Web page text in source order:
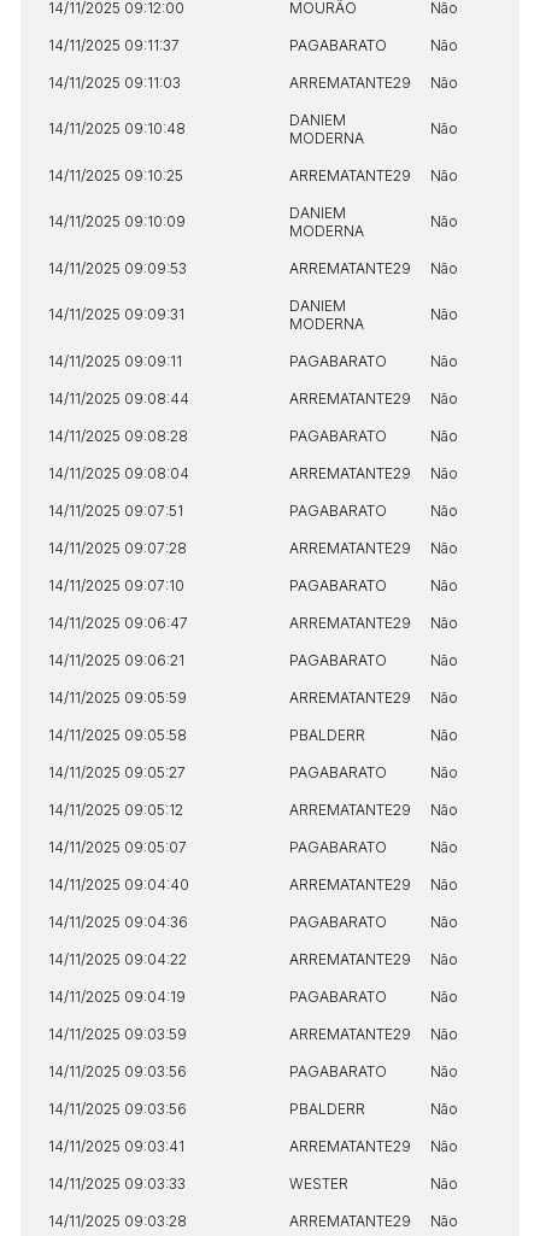
14/11/2025 09:12:00 MOURÃO Não
14/11/2025 09:11:37 PAGABARATO Não
14/11/2025 09:11:03 ARREMATANTE29 Não
14/11/2025 09:10:48
DANIEM
MODERNA
Não
14/11/2025 09:10:25 ARREMATANTE29 Não
14/11/2025 09:10:09
DANIEM
MODERNA
Não
14/11/2025 09:09:53 ARREMATANTE29 Não
14/11/2025 09:09:31
DANIEM
MODERNA
Não
14/11/2025 09:09:11 PAGABARATO Não
14/11/2025 09:08:44 ARREMATANTE29 Não
14/11/2025 09:08:28 PAGABARATO Não
14/11/2025 09:08:04 ARREMATANTE29 Não
14/11/2025 09:07:51 PAGABARATO Não
14/11/2025 09:07:28 ARREMATANTE29 Não
14/11/2025 09:07:10 PAGABARATO Não
14/11/2025 09:06:47 ARREMATANTE29 Não
14/11/2025 09:06:21 PAGABARATO Não
14/11/2025 09:05:59 ARREMATANTE29 Não
14/11/2025 09:05:58 PBALDERR Não
14/11/2025 09:05:27 PAGABARATO Não
14/11/2025 09:05:12 ARREMATANTE29 Não
14/11/2025 09:05:07 PAGABARATO Não
14/11/2025 09:04:40 ARREMATANTE29 Não
14/11/2025 09:04:36 PAGABARATO Não
14/11/2025 09:04:22 ARREMATANTE29 Não
14/11/2025 09:04:19 PAGABARATO Não
14/11/2025 09:03:59 ARREMATANTE29 Não
14/11/2025 09:03:56 PAGABARATO Não
14/11/2025 09:03:56 PBALDERR Não
14/11/2025 09:03:41 ARREMATANTE29 Não
14/11/2025 09:03:33 WESTER Não
14/11/2025 09:03:28 ARREMATANTE29 Não
Clique aqui para fazer login